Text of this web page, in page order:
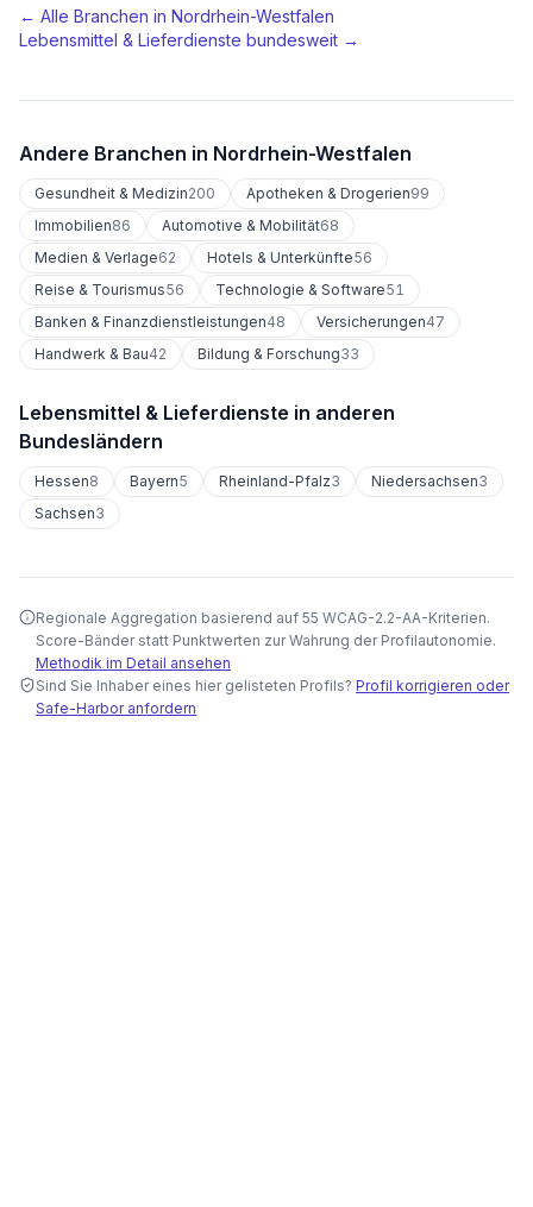
← Alle Branchen in Nordrhein-Westfalen
Lebensmittel & Lieferdienste bundesweit →
Andere Branchen in Nordrhein-Westfalen
Gesundheit & Medizin200 Apotheken & Drogerien99
Immobilien86 Automotive & Mobilität68
Medien & Verlage62 Hotels & Unterkünfte56
Reise & Tourismus56 Technologie & Software51
Banken & Finanzdienstleistungen48 Versicherungen47
Handwerk & Bau42 Bildung & Forschung33
Lebensmittel & Lieferdienste in anderen
Bundesländern
Hessen8 Bayern5 Rheinland-Pfalz3 Niedersachsen3
Sachsen3
Regionale Aggregation basierend auf 55 WCAG-2.2-AA-Kriterien.
Score-Bänder statt Punktwerten zur Wahrung der Profilautonomie.
Methodik im Detail ansehen
Sind Sie Inhaber eines hier gelisteten Profils? Profil korrigieren oder
Safe-Harbor anfordern